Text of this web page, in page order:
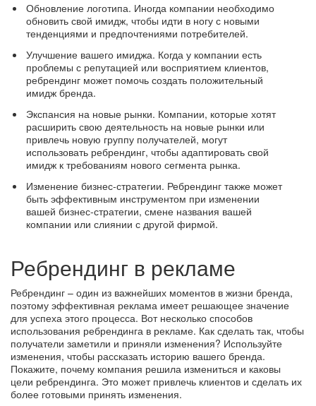
Обновление логотипа. Иногда компании необходимо
обновить свой имидж, чтобы идти в ногу с новыми
тенденциями и предпочтениями потребителей.
Улучшение вашего имиджа. Когда у компании есть
проблемы с репутацией или восприятием клиентов,
ребрендинг может помочь создать положительный
имидж бренда.
Экспансия на новые рынки. Компании, которые хотят
расширить свою деятельность на новые рынки или
привлечь новую группу получателей, могут
использовать ребрендинг, чтобы адаптировать свой
имидж к требованиям нового сегмента рынка.
Изменение бизнес-стратегии. Ребрендинг также может
быть эффективным инструментом при изменении
вашей бизнес-стратегии, смене названия вашей
компании или слиянии с другой фирмой.
Ребрендинг в рекламе
Ребрендинг – один из важнейших моментов в жизни бренда,
поэтому эффективная реклама имеет решающее значение
для успеха этого процесса. Вот несколько способов
использования ребрендинга в рекламе. Как сделать так, чтобы
получатели заметили и приняли изменения? Используйте
изменения, чтобы рассказать историю вашего бренда.
Покажите, почему компания решила измениться и каковы
цели ребрендинга. Это может привлечь клиентов и сделать их
более готовыми принять изменения.